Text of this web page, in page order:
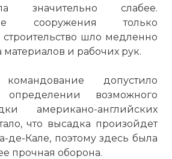
значительно слабее.
сооружения только
строительство шло медленно
материалов и рабочих рук.
допустило
возможного
американо-английских
что высадка произойдет
де-Кале, поэтому здесь была
прочная оборона.